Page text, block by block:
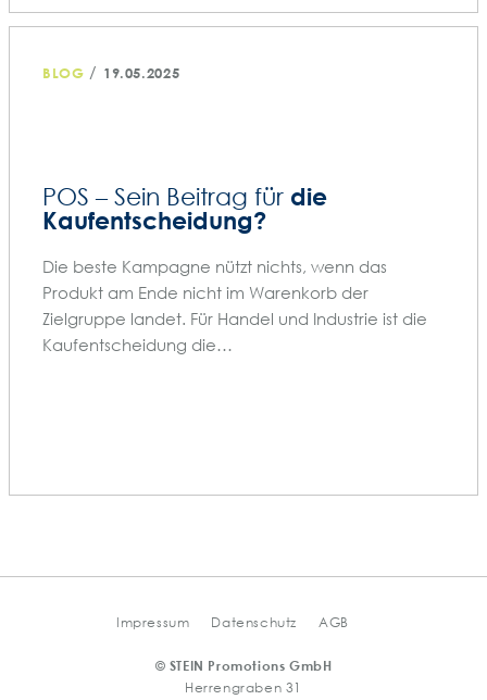
BLOG / 19.05.2025
POS – Sein Beitrag für die
Kaufentscheidung?
Die beste Kampagne nützt nichts, wenn das
Produkt am Ende nicht im Warenkorb der
Zielgruppe landet. Für Handel und Industrie ist die
Kaufentscheidung die…
Impressum Datenschutz AGB
© STEIN Promotions GmbH
Herrengraben 31